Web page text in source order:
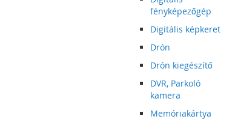
fényképezőgép
Digitális képkeret
Drón
Drón kiegészítő
DVR, Parkoló
kamera
Memóriakártya